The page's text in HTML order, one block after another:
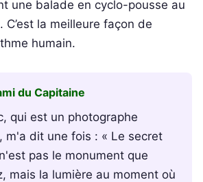
une balade en cyclo-pousse au
C’est la meilleure façon de
humain.
du Capitaine
qui est un photographe
m'a dit une fois : « Le secret
pas le monument que
mais la lumière au moment où